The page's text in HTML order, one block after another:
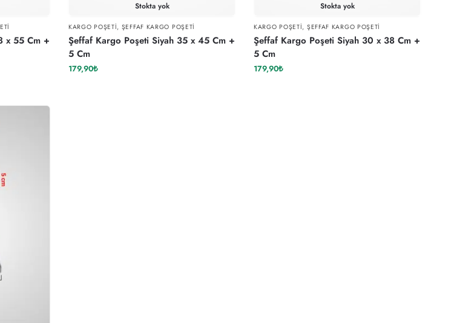
x 55 Cm +
Stokta yok
KARGO POŞETI, ŞEFFAF KARGO POŞETI
Şeffaf Kargo Poşeti Siyah 35 x 45 Cm +
5 Cm
179,90₺
Stokta yok
KARGO POŞETI, ŞEFFAF KARGO POŞETI
Şeffaf Kargo Poşeti Siyah 30 x 38 Cm +
5 Cm
179,90₺